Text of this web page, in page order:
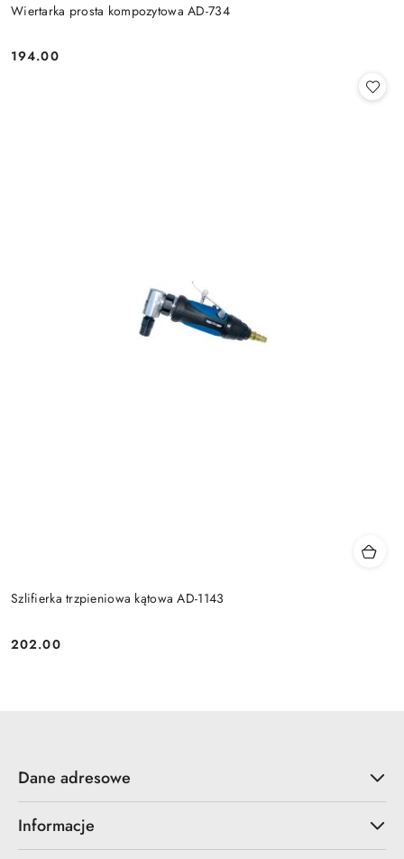
Wiertarka prosta kompozytowa AD-734
Cena:
194.00
Szlifierka trzpieniowa kątowa AD-1143
Cena:
202.00
Dane adresowe
Informacje